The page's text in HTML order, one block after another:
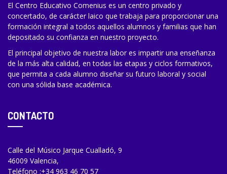
El Centro Educativo Comenius es un centro privado y
concertado, de carácter laico que trabaja para proporcionar una
formación integral a todos aquellos alumnos y familias que han
depositado su confianza en nuestro proyecto.
El principal objetivo de nuestra labor es impartir una enseñanza
de la más alta calidad, en todas las etapas y ciclos formativos,
que permita a cada alumno diseñar su futuro laboral y social
con una sólida base académica.
CONTACTO
Calle del Músico Jarque Cualladó, 9
46009 Valencia,
Teléfono :+34 963 46 70 57